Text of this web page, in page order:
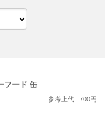
フード 缶
参考上代 700円